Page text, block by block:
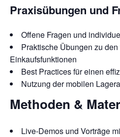
Praxisübungen und
Offene Fragen und
Praktische Übungen zu
Einkaufsfunktionen
Best Practices für einen
Nutzung der mobilen
Methoden &
Live-Demos und Vorträge